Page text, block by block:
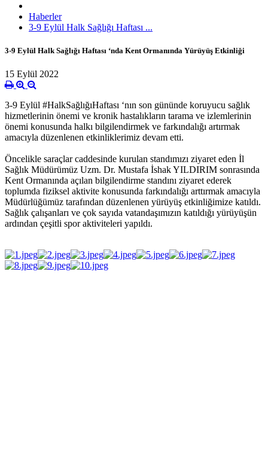
Haberler
3-9 Eylül Halk Sağlığı Haftası ...
3-9 Eylül Halk Sağlığı Haftası ‘nda Kent Ormanında Yürüyüş Etkinliği
15 Eylül 2022
3-9 Eylül #HalkSağlığıHaftası ‘nın son gününde koruyucu sağlık
hizmetlerinin önemi ve kronik hastalıkların tarama ve izlemlerinin
önemi konusunda halkı bilgilendirmek ve farkındalığı artırmak
amacıyla düzenlenen etkinliklerimiz devam etti.
Öncelikle saraçlar caddesinde kurulan standımızı ziyaret eden İl
Sağlık Müdürümüz Uzm. Dr. Mustafa İshak YILDIRIM sonrasında
Kent Ormanında açılan bilgilendirme standını ziyaret ederek
toplumda fiziksel aktivite konusunda farkındalığı arttırmak amacıyla
Müdürlüğümüz tarafından düzenlenen yürüyüş etkinliğimize katıldı.
Sağlık çalışanları ve çok sayıda vatandaşımızın katıldığı yürüyüşün
ardından çeşitli spor aktiviteleri yapıldı.